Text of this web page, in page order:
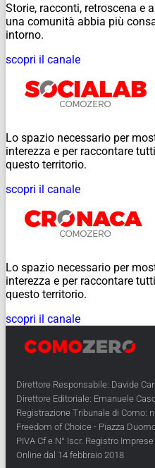
Storie, racconti, retroscena e
una comunità abbia più
intorno.
scopri il canale
Lo spazio necessario per
interezza e per raccontare
questo territorio.
scopri il canale
Lo spazio necessario per
interezza e per raccontare
questo territorio.
scopri il canale
Direttore Responsabile: Davide
Direttore Editoriale: Emanuele
Registrazione Tribunale di Como:
Freedom of Choice - Piazza
PIVA Cf e N° Iscr. Registro
Online dal 14 febbraio 2018